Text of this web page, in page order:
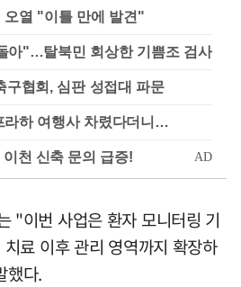
오열 "이틀 만에 발견"
아"…탈북민 회상한 기쁨조 검사
협회, 심판 성접대 파문
라하 여행사 차렸다더니…
"이번 사업은 환자 모니터링 기
료 이후 관리 영역까지 확장하
했다.